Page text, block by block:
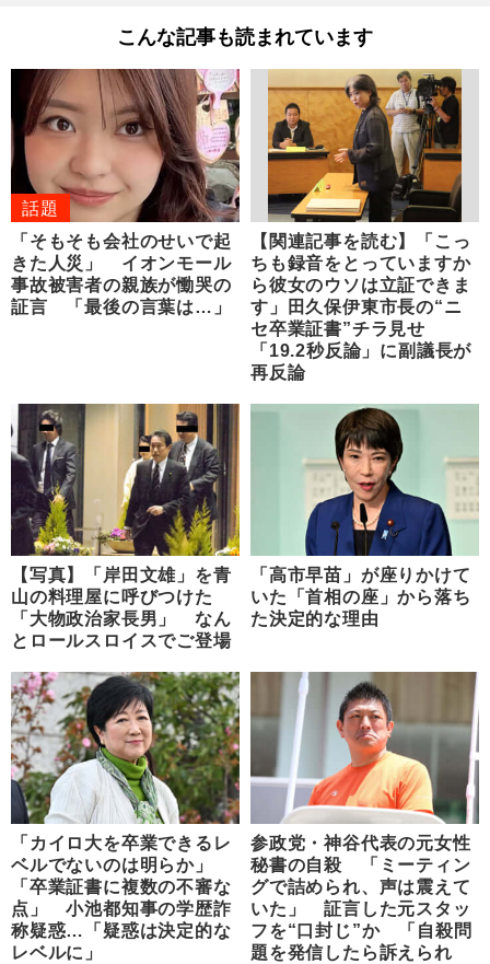
こんな記事も読まれています
話題
「そもそも会社のせいで起
きた人災」 イオンモール
事故被害者の親族が慟哭の
証言 「最後の言葉は…」
【関連記事を読む】「こっ
ちも録音をとっていますか
ら彼女のウソは立証できま
す」田久保伊東市長の“ニ
セ卒業証書”チラ見せ
「19.2秒反論」に副議長が
再反論
【写真】「岸田文雄」を青
山の料理屋に呼びつけた
「大物政治家長男」 なん
とロールスロイスでご登場
「高市早苗」が座りかけて
いた「首相の座」から落ち
た決定的な理由
「カイロ大を卒業できるレ
ベルでないのは明らか」
「卒業証書に複数の不審な
点」 小池都知事の学歴詐
称疑惑…「疑惑は決定的な
レベルに」
参政党・神谷代表の元女性
秘書の自殺 「ミーティン
グで詰められ、声は震えて
いた」 証言した元スタッ
フを“口封じ”か 「自殺問
題を発信したら訴えられ